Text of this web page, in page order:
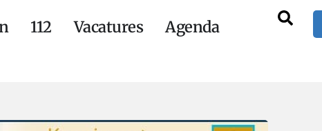
112 Vacatures Agenda